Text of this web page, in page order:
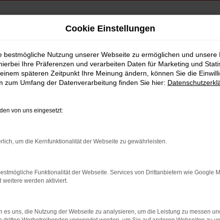
nach Erding
leasen,
i20
i20 eine garantiert kluge Entscheidung: Nicht nur, dass
die robuste Zuverlässigkeit, den erstklassigen Komfort
von Hyundai und verkaufen Ihnen den i20 als
Ganz zu schweigen von unserem Top-
als auch bei Inspektionen oder Reifenwechseln jederzeit
Cookie Einstellungen
bestmögliche Nutzung unserer Webseite zu ermöglichen und unsere
Ihre Präferenzen und verarbeiten Daten für Marketing und
späteren Zeitpunkt Ihre Meinung ändern, können Sie die
zum Umfang der Datenverarbeitung finden Sie hier:
von uns eingesetzt:
um die Kernfunktionalität der Webseite zu gewährleisten.
Funktionalität der Webseite. Services von Drittanbietern wie Google
weitere werden aktiviert.
es uns, die Nutzung der Webseite zu analysieren, um die Leistung zu messen